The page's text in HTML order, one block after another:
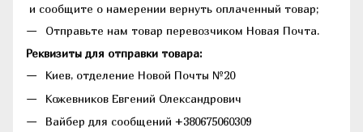
и сообщите о намерении вернуть оплаченный товар;
Отправьте нам товар перевозчиком Новая Почта.
Реквизиты для отправки товара:
Киев, отделение Новой Почты №20
Кожевников Евгений Олександрович
Вайбер для сообщений +380675060309